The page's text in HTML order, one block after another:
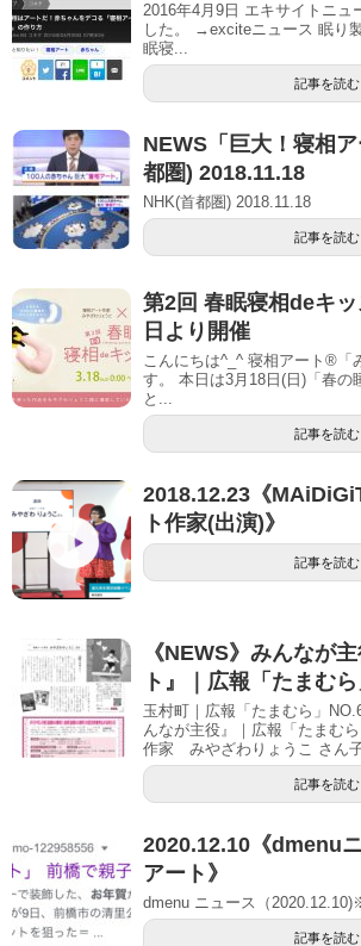
2016年4月9日 エキサイトニュ
した。 →exciteニュース 眠り
眠寝...
記事を読む
NEWS「巨大！寝相
都圏) 2018.11.18
NHK(首都圏) 2018.11.18
記事を読む
第2回 春眠寝相deキ
日より開催
こんにちは^_^ 寝相アート®︎「
す。 本日は3月18日(日)「春の
と...
記事を読む
2018.12.23《
ト作家(出演)》
記事を読む
《NEWS》みんなが
ト』｜広報「たまむら
玉村町｜広報「たまむら」
んなが主役』｜広報「たまむ
作家 みやざわりょうこ さん子
記事を読む
2020.12.10《dmenu
アート》
dmenu ニュース（
記事を読む